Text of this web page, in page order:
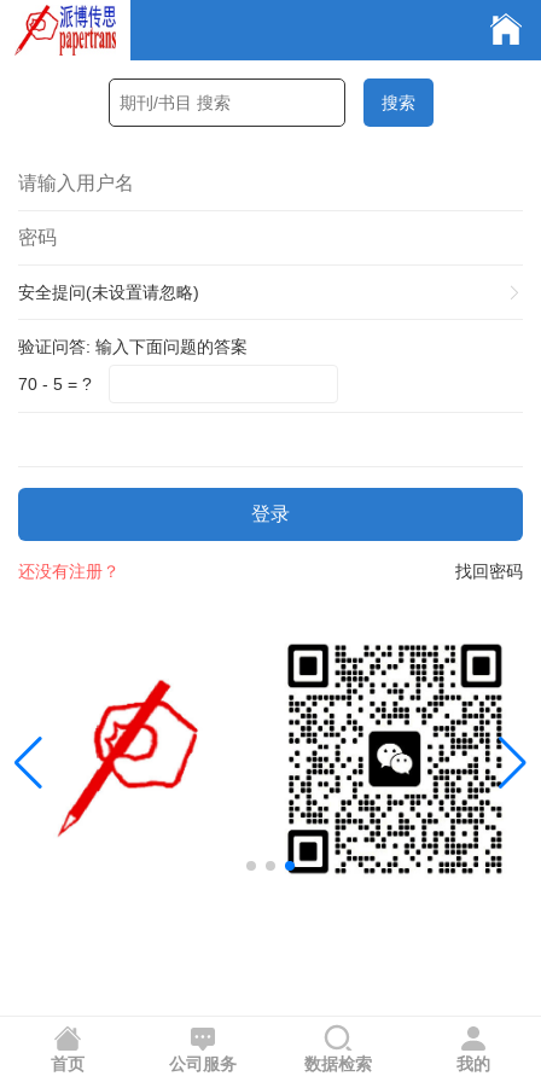
安全提问(未设置请忽略)
验证问答: 输入下面问题的答案
70 - 5 = ?
登录
找回密码
还没有注册？
首页 公司服务 数据检索 我的